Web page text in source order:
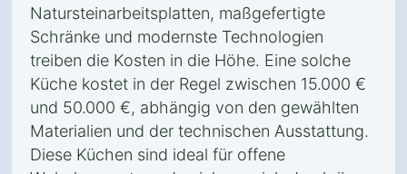
Natursteinarbeitsplatten, maßgefertigte
Schränke und modernste Technologien
treiben die Kosten in die Höhe. Eine solche
Küche kostet in der Regel zwischen 15.000 €
und 50.000 €, abhängig von den gewählten
Materialien und der technischen Ausstattung.
Diese Küchen sind ideal für offene